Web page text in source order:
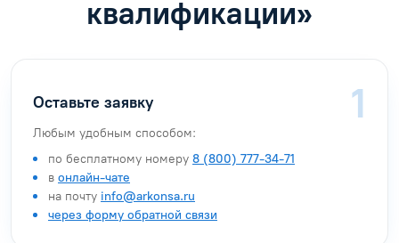
квалификации»
Оставьте заявку
Любым удобным способом:
по бесплатному номеру 8 (800) 777-34-71
в онлайн-чате
на почту info@arkonsa.ru
через форму обратной связи